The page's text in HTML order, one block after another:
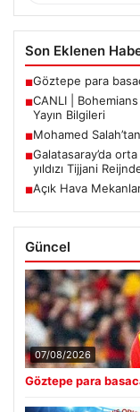
Son Eklenen
■Göztepe para
■CANLI |
Yayın Bilgileri
■Mohamed
■Galatasaray’da
yıldızı Tijjani
■Açık Hava
Güncel
07/08/2026
Göztepe para